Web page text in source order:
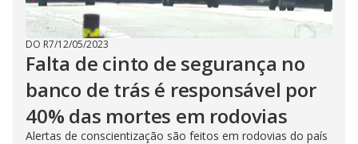
DO R7/12/05/2023
Falta de cinto de segurança no
banco de trás é responsável por
40% das mortes em rodovias
Alertas de conscientização são feitos em rodovias do país